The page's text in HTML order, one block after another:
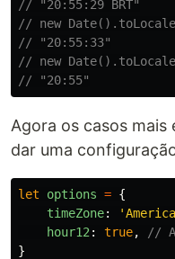
// "20:55:29 BRT"
// new
// "20:55:33"
// new
// "20:55"
Agora os casos
dar uma
let options = {
timeZone: '
hour12 : true,
//
}